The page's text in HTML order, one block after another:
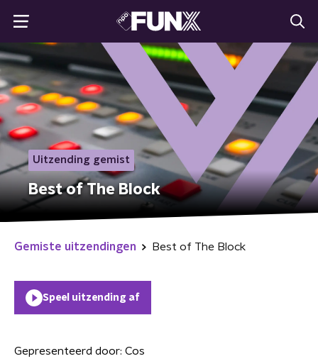
Uitzending gemist
Best of The Block
Gemiste uitzendingen Best of The Block
Speel uitzending af
Gepresenteerd door: Cos